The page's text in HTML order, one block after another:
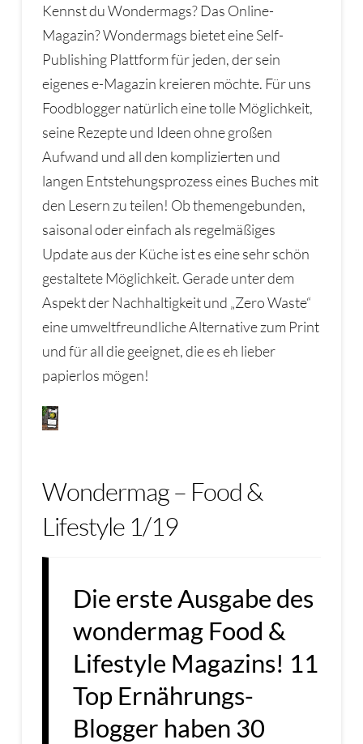
Kennst du Wondermags? Das Online-
Magazin? Wondermags bietet eine Self-
Publishing Plattform für jeden, der sein
eigenes e-Magazin kreieren möchte. Für uns
Foodblogger natürlich eine tolle Möglichkeit,
seine Rezepte und Ideen ohne großen
Aufwand und all den komplizierten und
langen Entstehungsprozess eines Buches mit
den Lesern zu teilen! Ob themengebunden,
saisonal oder einfach als regelmäßiges
Update aus der Küche ist es eine sehr schön
gestaltete Möglichkeit. Gerade unter dem
Aspekt der Nachhaltigkeit und „Zero Waste“
eine umweltfreundliche Alternative zum Print
und für all die geeignet, die es eh lieber
papierlos mögen!
Wondermag – Food &
Lifestyle 1/19
Die erste Ausgabe des
wondermag Food &
Lifestyle Magazins! 11
Top Ernährungs-
Blogger haben 30